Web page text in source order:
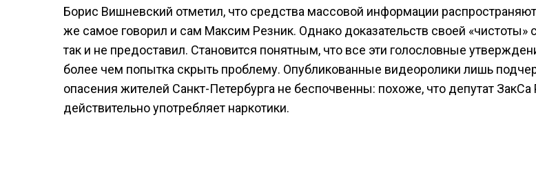
Борис Вишневский отметил, что средства массовой информации
же самое говорил и сам Максим Резник. Однако доказательств своей «чистоты»
так и не предоставил. Становится понятным, что все эти голословные
более чем попытка скрыть проблему. Опубликованные видеоролики лишь
опасения жителей Санкт-Петербурга не беспочвенны: похоже, что депутат ЗакСа
действительно употребляет наркотики.